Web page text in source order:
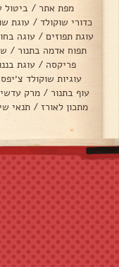
מפת אתר / ביטול
כדורי שוקולד / עוגת
עוגת תפוזים / עוגה
תפוח אדמה בתנור /
פריקסה / עוגת
עוגיות שוקולד צ׳יפס
עוף בתנור / מרק
מתכון לאורז / תנאי